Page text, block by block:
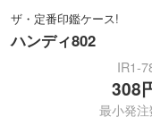
ザ・定番印鑑ケース!
ハンディ802
IR1-
308
最小発